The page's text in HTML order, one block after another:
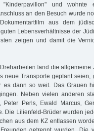
"Kinderpavillon" und wohnte
an den Besuch wurde
aus dem
Lebensverhältnisse der
zeigen und damit die
fand die allgemeine
neue Transporte geplant
es dann so weit. Das Grauen
Neben vielen anderen
Peter Perls, Ewald Marcus,
Die Lilienfeld-Brüder wurden
aus dem KZ entlassen